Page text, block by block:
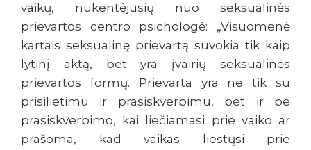
vaikų, nukentėjusių nuo seksualinės
prievartos centro psichologė: „Visuomenė
kartais seksualinę prievartą suvokia tik kaip
lytinį aktą, bet yra įvairių seksualinės
prievartos formų. Prievarta yra ne tik su
prisilietimu ir prasiskverbimu, bet ir be
prasiskverbimo, kai liečiamasi prie vaiko ar
prašoma, kad vaikas liestųsi prie